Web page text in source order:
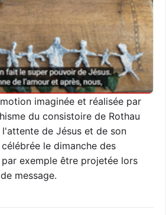
imaginée et réalisée par
du consistoire de Rothau
l'attente de Jésus et de son
le dimanche des
par exemple être projetée lors
message.